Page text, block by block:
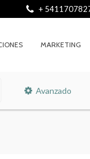
+
MARKETING
Avanzado